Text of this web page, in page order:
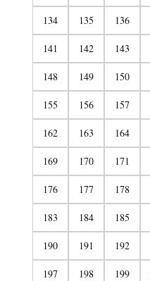
134 135 136
141 142 143
148 149 150
155 156 157
162 163 164
169 170 171
176 177 178
183 184 185
190 191 192
197 198 199